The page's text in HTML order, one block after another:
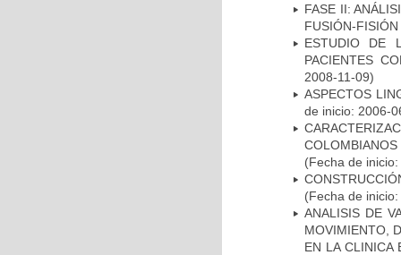
FASE II:
FUSIÓN-
ESTUDIO DE
PACIENTES
2008-11-09)
ASPECTOS
de inicio: 2006-
(Fecha de
(Fecha de
ANALISIS DE
MOVIMIENTO,
EN LA CLINICA